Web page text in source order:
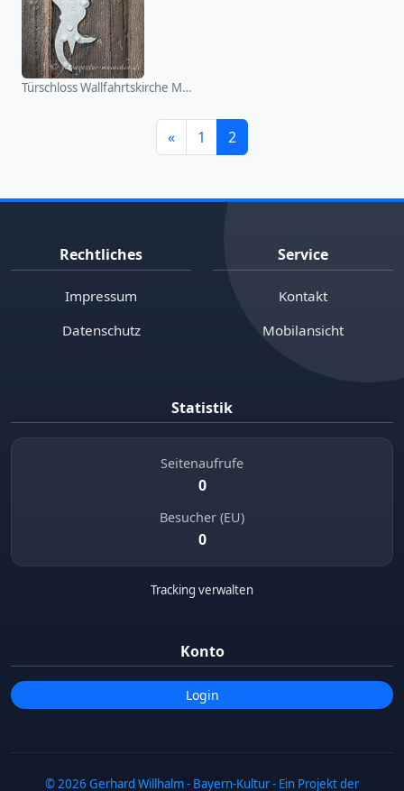
Türschloss Wallfahrtskirche Maria Birnbaum
« 1 2
Rechtliches
Impressum
Datenschutz
Service
Kontakt
Mobilansicht
Statistik
Seitenaufrufe
0
Besucher (EU)
0
Tracking verwalten
Konto
Login
© 2026 Gerhard Willhalm - Bayern-Kultur - Ein Projekt der